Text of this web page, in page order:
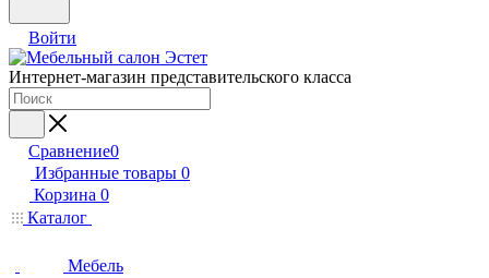
Войти
Интернет-магазин представительского класса
Сравнение0
Избранные товары 0
Корзина 0
Каталог
Мебель